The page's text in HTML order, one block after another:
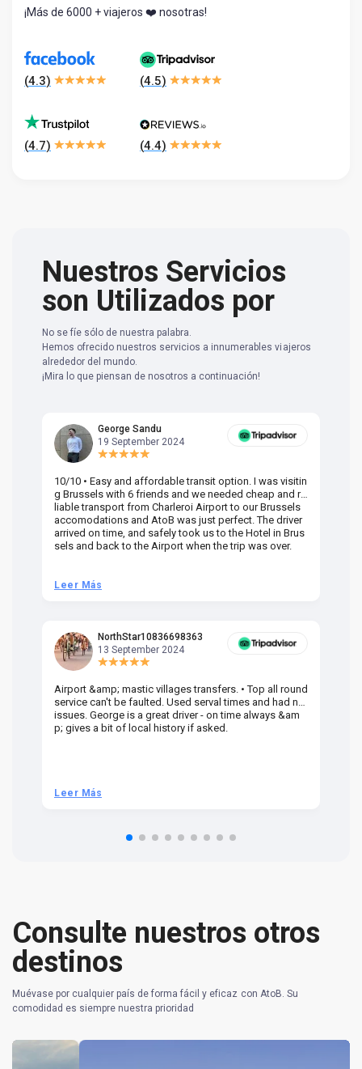
¡Más de 6000 + viajeros ❤️ nosotras!
(4.3) (4.5)
(4.7) (4.4)
Nuestros Servicios
son Utilizados por
No se fíe sólo de nuestra palabra.
Hemos ofrecido nuestros servicios a innumerables viajeros
alrededor del mundo.
¡Mira lo que piensan de nosotros a continuación!
George Sandu
19 September 2024
10/10 • Easy and affordable transit option. I was visitin
g Brussels with 6 friends and we needed cheap and re
liable transport from Charleroi Airport to our Brussels
accomodations and AtoB was just perfect. The driver
arrived on time, and safely took us to the Hotel in Brus
sels and back to the Airport when the trip was over.
Leer Más
NorthStar10836698363
13 September 2024
Airport &amp; mastic villages transfers. • Top all round
service can't be faulted. Used serval times and had no
issues. George is a great driver - on time always &am
p; gives a bit of local history if asked.
Leer Más
Consulte nuestros otros
destinos
Muévase por cualquier país de forma fácil y eficaz con AtoB. Su
comodidad es siempre nuestra prioridad